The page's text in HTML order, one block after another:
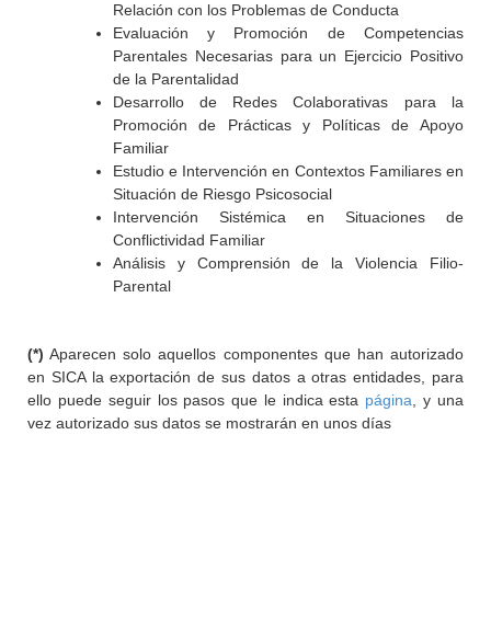
Relación con los Problemas de Conducta
Evaluación y Promoción de Competencias
Parentales Necesarias para un Ejercicio Positivo
de la Parentalidad
Desarrollo de Redes Colaborativas para la
Promoción de Prácticas y Políticas de Apoyo
Familiar
Estudio e Intervención en Contextos Familiares en
Situación de Riesgo Psicosocial
Intervención Sistémica en Situaciones de
Conflictividad Familiar
Análisis y Comprensión de la Violencia Filio-
Parental
(*) Aparecen solo aquellos componentes que han autorizado
en SICA la exportación de sus datos a otras entidades, para
ello puede seguir los pasos que le indica esta página , y una
vez autorizado sus datos se mostrarán en unos días